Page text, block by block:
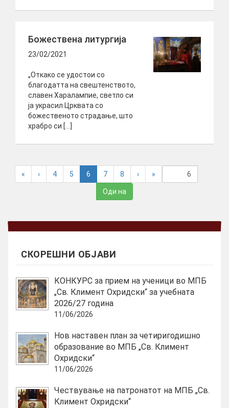
Божествена литургија
23/02/2021
„Откако се удостои со
благодатта на свештенството,
славен Харалампие, светло си
ја украсил Црквата со
божественото страдање, што
храбро си […]
« ‹ 4 5 6
c
)
7 8 › »
СКОРЕШНИ ОБЈАВИ
КОНКУРС за прием на ученици во МПБ
„Св. Климент Охридски“ за учебната
2026/27 година
11/06/2026
Нов наставен план за четиригодишно
образование во МПБ „Св. Климент
Охридски“
11/06/2026
Чествување на патронатот на МПБ „Св.
Климент Охридски“